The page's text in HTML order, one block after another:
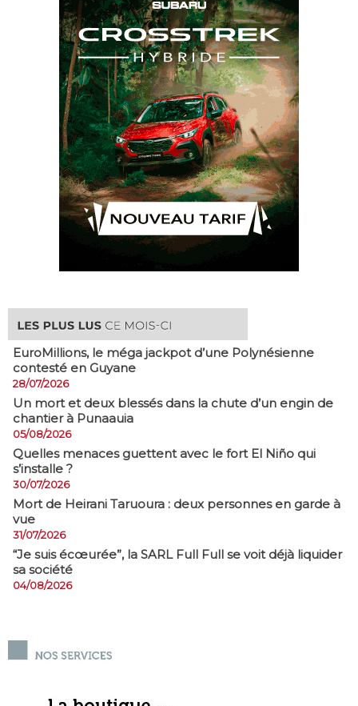
EuroMillions, ​le méga jackpot d’une Polynésienne
contesté en Guyane
28/07/2026
​Un mort et deux blessés dans la chute d’un engin de
chantier à Punaauia
05/08/2026
Quelles menaces guettent avec le fort El Niño qui
s’installe ?
30/07/2026
Mort de Heirani Taruoura : deux personnes en garde à
vue
31/07/2026
​“Je suis écœurée”, la SARL Full Full se voit déjà liquider
sa société
04/08/2026